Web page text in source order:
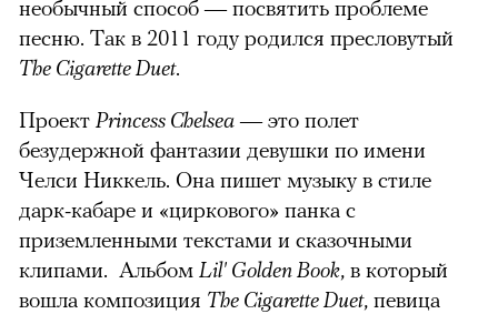
00:00 / 00:00
необычный способ — посвятить проблеме
песню. Так в 2011 году родился пресловутый
The Cigarette Duet.
Проект Princess Chelsea— это полет
безудержной фантазии девушки по имени
Челси Никкель. Она пишет музыку в стиле
дарк-кабаре и «циркового» панка с
приземленными текстами и сказочными
клипами. Альбом Lil' Golden Book, в который
вошла композиция The Cigarette Duet, певица